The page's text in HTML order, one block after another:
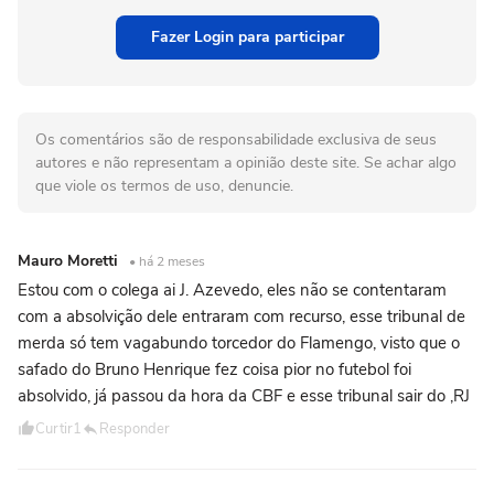
Fazer Login para participar
Os comentários são de responsabilidade exclusiva de seus
autores e não representam a opinião deste site. Se achar algo
que viole os termos de uso, denuncie.
Mauro Moretti • há 2 meses
Estou com o colega ai J. Azevedo, eles não se contentaram
com a absolvição dele entraram com recurso, esse tribunal de
merda só tem vagabundo torcedor do Flamengo, visto que o
safado do Bruno Henrique fez coisa pior no futebol foi
absolvido, já passou da hora da CBF e esse tribunal sair do ,RJ
Curtir1 Responder